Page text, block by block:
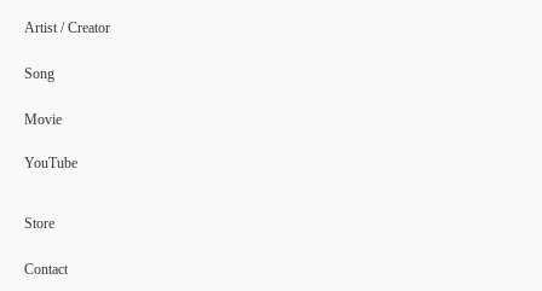
Artist / Creator
Song
Movie
YouTube
Store
Contact